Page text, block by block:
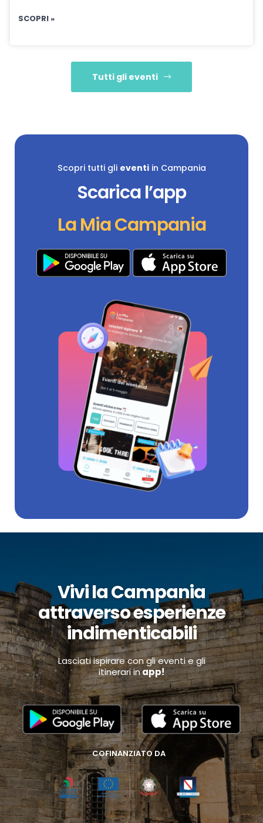
SCOPRI »
Tutti gli eventi
Scopri tutti gli eventiin Campania
Scarica l’app
La Mia Campania
Vivi la Campania
attraverso esperienze
indimenticabili
Lasciati ispirare con gli eventi e gli
itinerari inapp!
COFINANZIATO DA